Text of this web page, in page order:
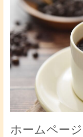
ホームペー
ー
ジ
を
公
開
た。